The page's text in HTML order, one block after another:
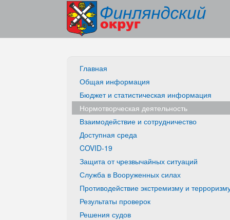
Главная
Общая информация
Бюджет и статистическая информация
Нормотворческая деятельность
Взаимодействие и сотрудничество
Доступная среда
COVID-19
Защита от чрезвычайных ситуаций
Служба в Вооруженных силах
Противодействие экстремизму и
Результаты проверок
Решения судов